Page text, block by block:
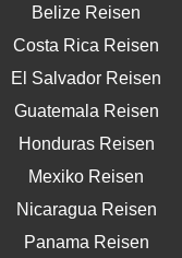
Belize Reisen
Costa Rica Reisen
El Salvador Reisen
Guatemala Reisen
Honduras Reisen
Mexiko Reisen
Nicaragua Reisen
Panama Reisen